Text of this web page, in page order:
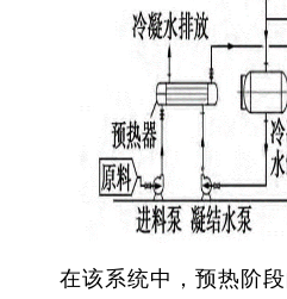
在该系统中，预热阶